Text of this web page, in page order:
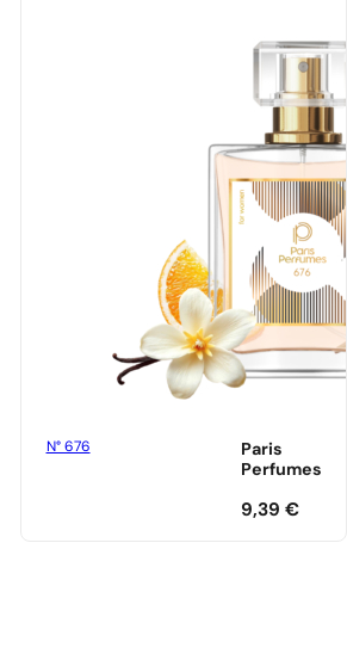
N° 676
Paris
Perfumes
9,39 €